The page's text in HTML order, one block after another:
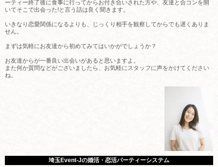
ーティー終了後に食事に行ってからお付き合いされた方や、友達と合コンを開
いてそこで出会った!と言う話は良く聞きます。
いきなり恋愛関係になるよりも、じっくり相手を観察してからでも遅くありま
せん。
まずは気軽にお友達から初めてみてはいかがでしょうか？
お友達からが一番良い出会いがあると思いますよ。
また何か質問などがございましたら、お気軽にスタッフに声をかけてください
ね。
埼玉Event-Jの婚活・恋活パーティーシステム